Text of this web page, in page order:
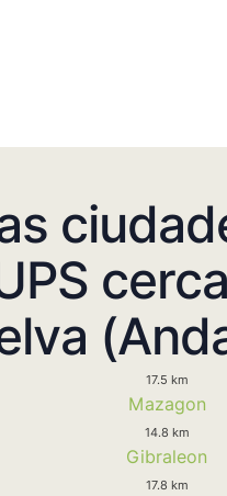
17.5 km
Mazagon
14.8 km
Gibraleon
17.8 km